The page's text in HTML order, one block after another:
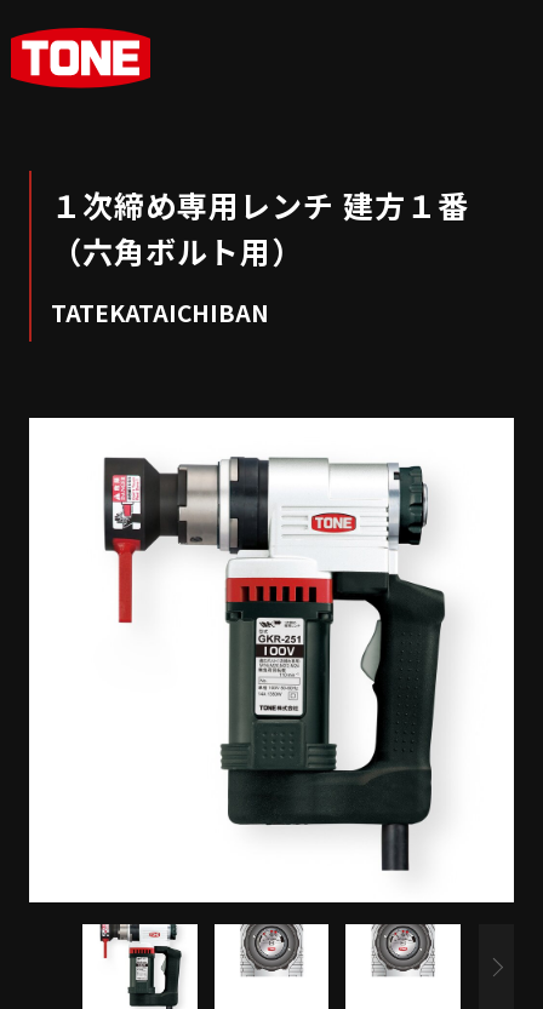
１次締め専用レンチ 建方１番
（六角ボルト用）
TATEKATAICHIBAN